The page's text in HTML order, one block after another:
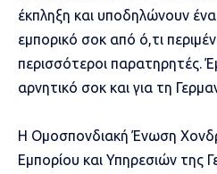
έκπληξη και υποδηλώνουν
εμπορικό σοκ από ό,τι
περισσότεροι παρατηρητές.
αρνητικό σοκ και για τη
Η Ομοσπονδιακή Ένωση
Εμπορίου και Υπηρεσιών της